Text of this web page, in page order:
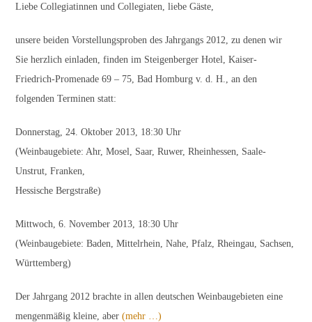
Liebe Collegiatinnen und Collegiaten, liebe Gäste,
unsere beiden Vorstellungsproben des Jahrgangs 2012, zu denen wir
Sie herzlich einladen, finden im Steigenberger Hotel, Kaiser-
Friedrich-Promenade 69 – 75, Bad Homburg v. d. H., an den
folgenden Terminen statt:
Donnerstag, 24. Oktober 2013, 18:30 Uhr
(Weinbaugebiete: Ahr, Mosel, Saar, Ruwer, Rheinhessen, Saale-
Unstrut, Franken,
Hessische Bergstraße)
Mittwoch, 6. November 2013, 18:30 Uhr
(Weinbaugebiete: Baden, Mittelrhein, Nahe, Pfalz, Rheingau, Sachsen,
Württemberg)
Der Jahrgang 2012 brachte in allen deutschen Weinbaugebieten eine
mengenmäßig kleine, aber(mehr …)